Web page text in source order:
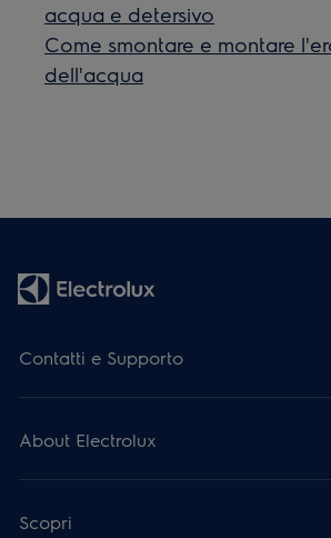
acqua e detersivo
Come smontare e montare
dell'acqua
Contatti e Supporto
About Electrolux
Scopri